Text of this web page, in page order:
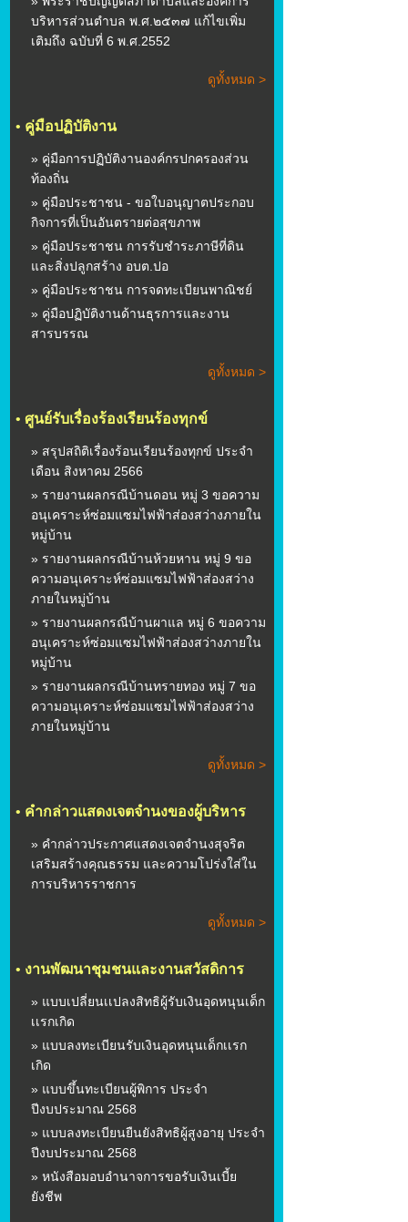
บริหารส่วนตําบล พ.ศ.๒๕๓๗ แก้ไขเพิ่ม
เติมถึง ฉบับที่ 6 พ.ศ.2552
ดูทั้งหมด >
• คู่มือปฏิบัติงาน
» คู่มือการปฏิบัติงานองค์กรปกครองส่วน
ท้องถิ่น
» คู่มือประชาชน - ขอใบอนุญาตประกอบ
กิจการที่เป็นอันตรายต่อสุขภาพ
» คู่มือประชาชน การรับชำระภาษีที่ดิน
และสิ่งปลูกสร้าง อบต.ปอ
» คู่มือประชาชน การจดทะเบียนพาณิชย์
» คู่มือปฏิบัติงานด้านธุรการและงาน
สารบรรณ
ดูทั้งหมด >
• ศูนย์รับเรื่องร้องเรียนร้องทุกข์
» สรุปสถิติเรื่องร้อนเรียนร้องทุกข์ ประจำ
เดือน สิงหาคม 2566
» รายงานผลกรณีบ้านดอน หมู่ 3 ขอความ
อนุเคราะห์ซ่อมแซมไฟฟ้าส่องสว่างภายใน
หมู่บ้าน
» รายงานผลกรณีบ้านห้วยหาน หมู่ 9 ขอ
ความอนุเคราะห์ซ่อมแซมไฟฟ้าส่องสว่าง
ภายในหมู่บ้าน
» รายงานผลกรณีบ้านผาแล หมู่ 6 ขอความ
อนุเคราะห์ซ่อมแซมไฟฟ้าส่องสว่างภายใน
หมู่บ้าน
» รายงานผลกรณีบ้านทรายทอง หมู่ 7 ขอ
ความอนุเคราะห์ซ่อมแซมไฟฟ้าส่องสว่าง
ภายในหมู่บ้าน
ดูทั้งหมด >
• คำกล่าวแสดงเจตจำนงของผู้บริหาร
» คำกล่าวประกาศแสดงเจตจำนงสุจริต
เสริมสร้างคุณธรรม และความโปร่งใส่ใน
การบริหารราชการ
ดูทั้งหมด >
• งานพัฒนาชุมชนและงานสวัสดิการ
» แบบเปลี่ยนเเปลงสิทธิผู้รับเงินอุดหนุนเด็ก
เเรกเกิด
» แบบลงทะเบียนรับเงินอุดหนุนเด็กเเรก
เกิด
» แบบขึ้นทะเบียนผู้พิการ ประจำ
ปีงบประมาณ 2568
» แบบลงทะเบียนยืนยังสิทธิผู้สูงอายุ ประจำ
ปีงบประมาณ 2568
» หนังสือมอบอำนาจการขอรับเงินเบี้ย
ยังชีพ